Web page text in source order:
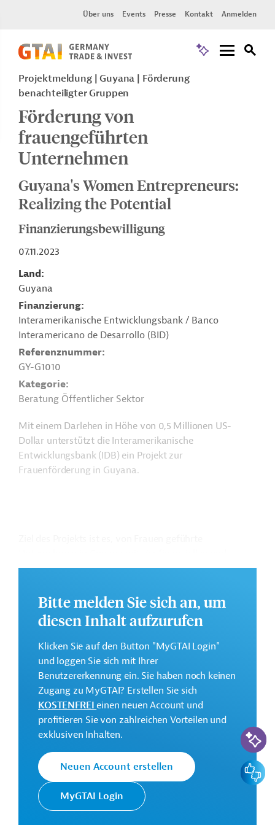
Über uns Events Presse Kontakt Anmelden
Projektmeldung Guyana
Förderung
benachteiligter Gruppen
Förderung von
frauengeführten
Unternehmen
Guyana's Women Entrepreneurs:
Realizing the Potential
Finanzierungsbewilligung
07.11.2023
Land
Guyana
Finanzierung
Interamerikanische Entwicklungsbank / Banco
Interamericano de Desarrollo (BID)
Referenznummer
GY-G1010
Kategorie
Beratung Öffentlicher Sektor
Mit einem Darlehen in Höhe von 0,5 Millionen US-
Dollar unterstützt die Interamerikanische
Entwicklungsbank (IDB) ein Projekt zur
Frauenförderung in Guyana.
fachlichen Unterstützung auszustatten, die sie
sich als bankfähige Unternehmen zu etablieren.
Weitere Informationen zu dem Entwicklungsprojekt
Geberbeitrag:
0,5 Millionen US-Dollar (Darlehen)
Kontaktadresse
Interamerikanische
Entwicklungsbank
Die IDB ist die wichtigste
multilaterale
Finanzierungsinstitution für
Bitte melden Sie sich an, um
diesen Inhalt aufzurufen
Klicken Sie auf den Button "MyGTAI Login"
und loggen Sie sich mit Ihrer
Benutzererkennung ein. Sie haben noch keinen
Zugang zu MyGTAI? Erstellen Sie sich
KOSTENFREIeinen neuen Account und
profitieren Sie von zahlreichen Vorteilen und
exklusiven Inhalten.
Neuen Account erstellen
MyGTAI Login
KI-